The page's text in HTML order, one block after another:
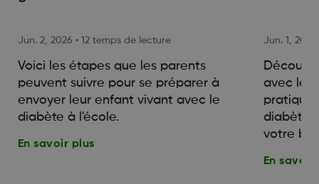
Jun. 2, 2026 • 12 temps de lecture
Voici les étapes que les parents
peuvent suivre pour se préparer à
envoyer leur enfant vivant avec le
diabète à l'école.
En savoir plus
Jun. 1, 2026
avec le
diabète
votre
En savoir